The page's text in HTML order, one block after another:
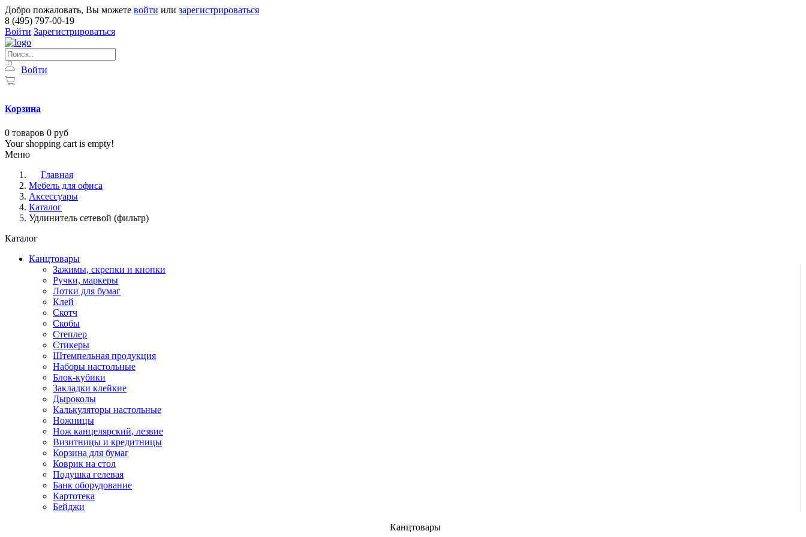
Добро пожаловать, Вы можете войти или зарегистрироваться
8 (495) 797-00-19
Войти Зарегистрироваться
Войти
Корзина
0 товаров 0 руб
Your shopping cart is empty!
Меню
Главная
Мебель для офиса
Аксессуары
Каталог
Удлинитель сетевой (фильтр)
Каталог
Канцтовары
Зажимы, скрепки и кнопки
Ручки, маркеры
Лотки для бумаг
Клей
Скотч
Скобы
Степлер
Стикеры
Штемпельная продукция
Наборы настольные
Блок-кубики
Закладки клейкие
Дыроколы
Калькуляторы настольные
Ножницы
Нож канцелярский, лезвие
Визитницы и кредитницы
Корзина для бумаг
Коврик на стол
Подушка гелевая
Банк оборудование
Картотека
Бейджи
Канцтовары